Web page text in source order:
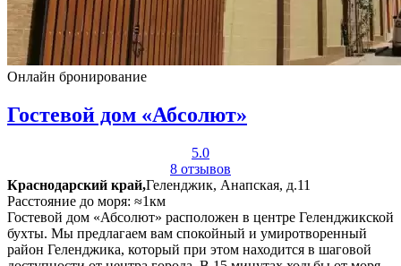
Онлайн бронирование
Гостевой дом «Абсолют»
5.0
8 отзывов
Краснодарский край,Геленджик, Анапская, д.11
Расстояние до моря: ≈1км
Гостевой дом «Абсолют» расположен в центре Геленджикской
бухты. Мы предлагаем вам спокойный и умиротворенный
район Геленджика, который при этом находится в шаговой